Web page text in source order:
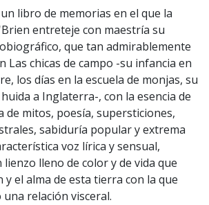
libro de memorias en el que la
entreteje con maestría su
que tan admirablemente
Las chicas de campo -su infancia en
los días en la escuela de monjas, su
a Inglaterra-, con la esencia de
de mitos, poesía, supersticiones,
sabiduría popular y extrema
voz lírica y sensual,
lleno de color y de vida que
el alma de esta tierra con la que
relación visceral.